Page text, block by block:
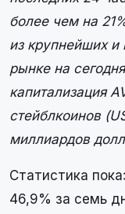
более чем на
из крупнейших и
рынке на
капитализация
стейблкоинов
миллиардов
Статистика
46,9% за семь